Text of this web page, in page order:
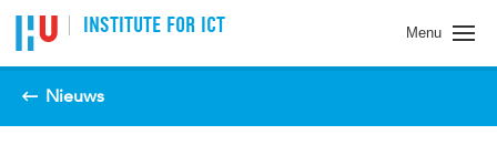
Spring naar pagina inhoud
INSTITUTE FOR ICT Menu
Nieuws